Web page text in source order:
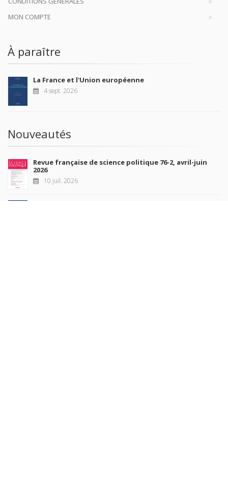
MON COMPTE
À paraître
La France et l'Union européenne
4 sept. 2026
Nouveautés
Revue française de science politique 76-2, avril-juin
2026
10 juil. 2026